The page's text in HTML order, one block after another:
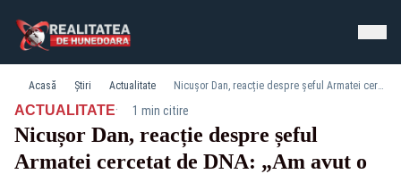
Acasă Știri Actualitate Nicușor Dan, reacție despre șeful Armatei cercetat de DNA: „Am avut o discuție și o să mai am una”
ACTUALITATE· 1 min citire
Nicușor Dan, reacție despre șeful
Armatei cercetat de DNA: „Am avut o